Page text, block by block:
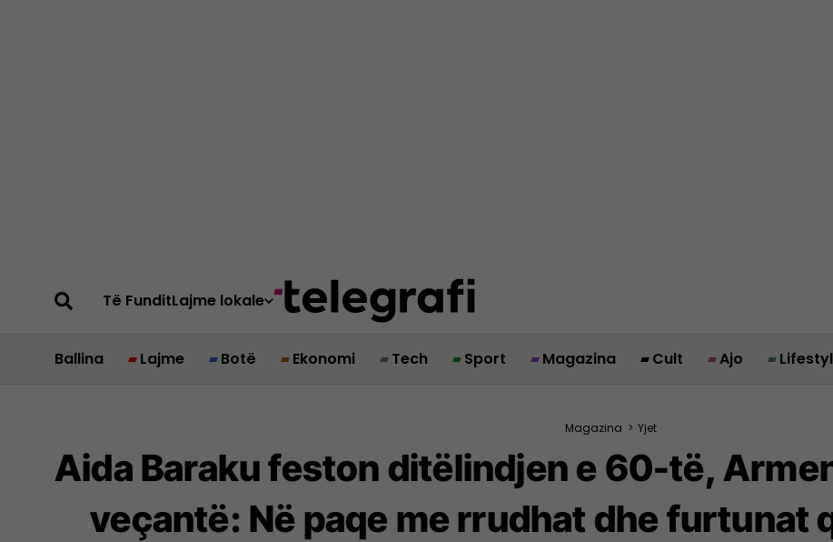
Të FunditLajme lokale
Ballina Lajme Botë Ekonomi Tech Sport Magazina Cult Ajo
Magazina > Yjet
Aida Baraku feston ditëlindjen e 60-të,
veçantë: Në paqe me rrudhat dhe furtunat